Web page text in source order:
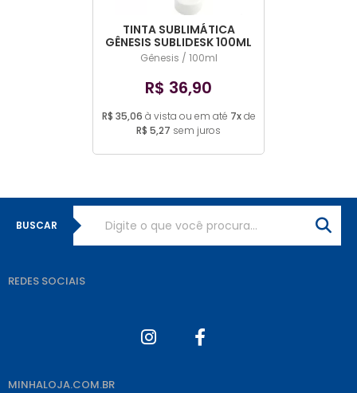
TINTA SUBLIMÁTICA
GÊNESIS SUBLIDESK 100ML
Gênesis / 100ml
R$ 36,90
R$ 35,06 à vista ou em até 7xde
R$ 5,27 sem juros
BUSCAR
REDES SOCIAIS
MINHALOJA.COM.BR